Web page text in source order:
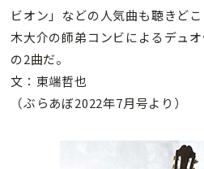
ビオン」などの人気曲も聴きど
木大介の師弟コンビによるデュ
の2曲だ。
文：東端哲也
（ぶらあぼ2022年7月号より）